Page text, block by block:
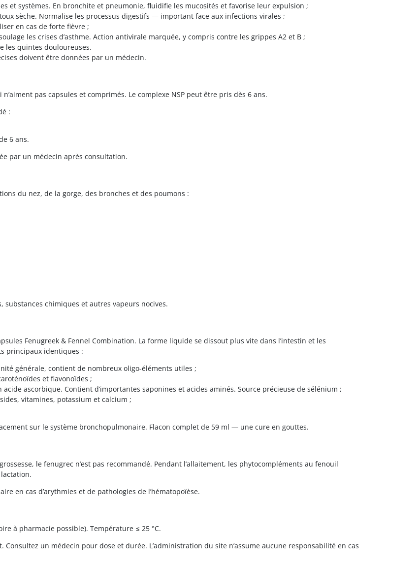
et systèmes. En bronchite et pneumonie, fluidifie les mucosités et favorise leur expulsion ;
sèche. Normalise les processus digestifs — important face aux infections virales ;
en cas de forte fièvre ;
les crises d’asthme. Action antivirale marquée, y compris contre les grippes A2 et B ;
les quintes douloureuses.
doivent être données par un médecin.
pas capsules et comprimés. Le complexe NSP peut être pris dès 6 ans.
:
6 ans.
par un médecin après consultation.
du nez, de la gorge, des bronches et des poumons :
substances chimiques et autres vapeurs nocives.
Fenugreek & Fennel Combination. La forme liquide se dissout plus vite dans l’intestin et les
principaux identiques :
générale, contient de nombreux oligo-éléments utiles ;
et flavonoïdes ;
ascorbique. Contient d’importantes saponines et acides aminés. Source précieuse de sélénium ;
vitamines, potassium et calcium ;
sur le système bronchopulmonaire. Flacon complet de 59 ml — une cure en gouttes.
le fenugrec n’est pas recommandé. Pendant l’allaitement, les phytocompléments au fenouil
en cas d’arythmies et de pathologies de l’hématopoïèse.
à pharmacie possible). Température ≤ 25 °C.
Consultez un médecin pour dose et durée. L’administration du site n’assume aucune responsabilité en cas